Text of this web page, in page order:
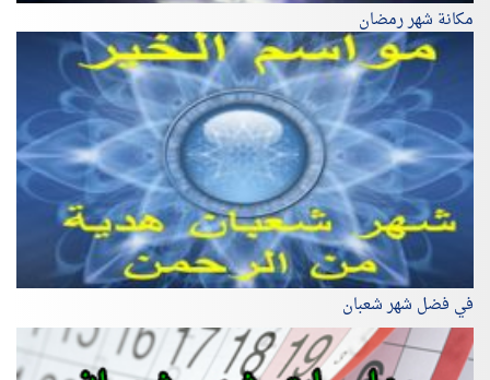
مكانة شهر رمضان
في فضل شهر شعبان